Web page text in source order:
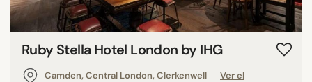
Ruby Stella Hotel London by IHG
Camden, Central London, Clerkenwell
Ver el